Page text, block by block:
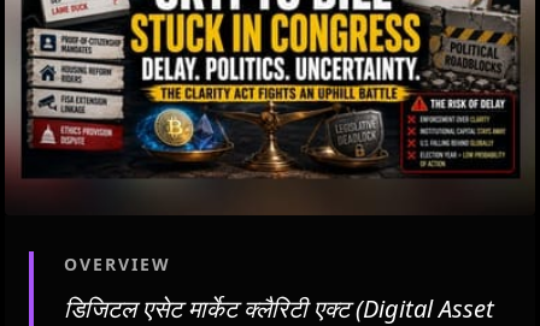
OVERVIEW
डिजिटल एसेट मार्केट क्लैरिटी एक्ट (Digital Asset